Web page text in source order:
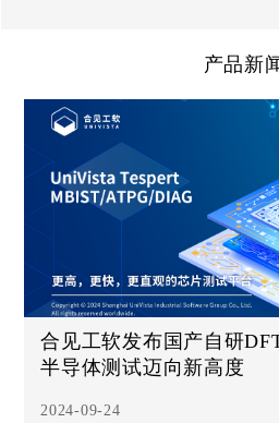
产品新
合见工软发布国产自研
半导体测试迈向新高度
2024-09-24